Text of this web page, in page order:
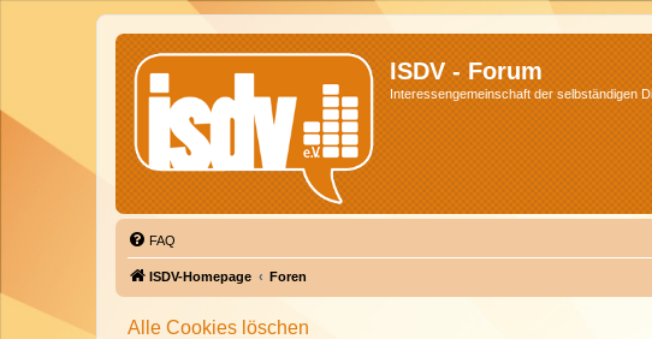
ISDV - Forum
Interessengemeinschaft der selbständigen
FAQ
ISDV-Homepage Foren
Alle Cookies löschen